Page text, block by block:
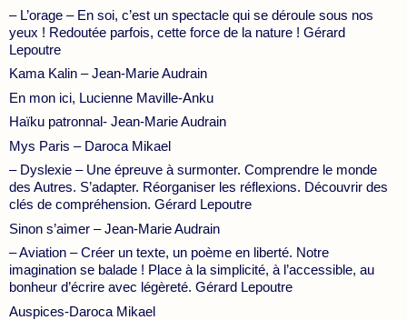
– L’orage – En soi, c’est un spectacle qui se déroule sous nos
yeux ! Redoutée parfois, cette force de la nature ! Gérard
Lepoutre
Kama Kalin – Jean-Marie Audrain
En mon ici, Lucienne Maville-Anku
Haïku patronnal- Jean-Marie Audrain
Mys Paris – Daroca Mikael
– Dyslexie – Une épreuve à surmonter. Comprendre le monde
des Autres. S’adapter. Réorganiser les réflexions. Découvrir des
clés de compréhension. Gérard Lepoutre
Sinon s’aimer – Jean-Marie Audrain
– Aviation – Créer un texte, un poème en liberté. Notre
imagination se balade ! Place à la simplicité, à l’accessible, au
bonheur d’écrire avec légèreté. Gérard Lepoutre
Auspices-Daroca Mikael